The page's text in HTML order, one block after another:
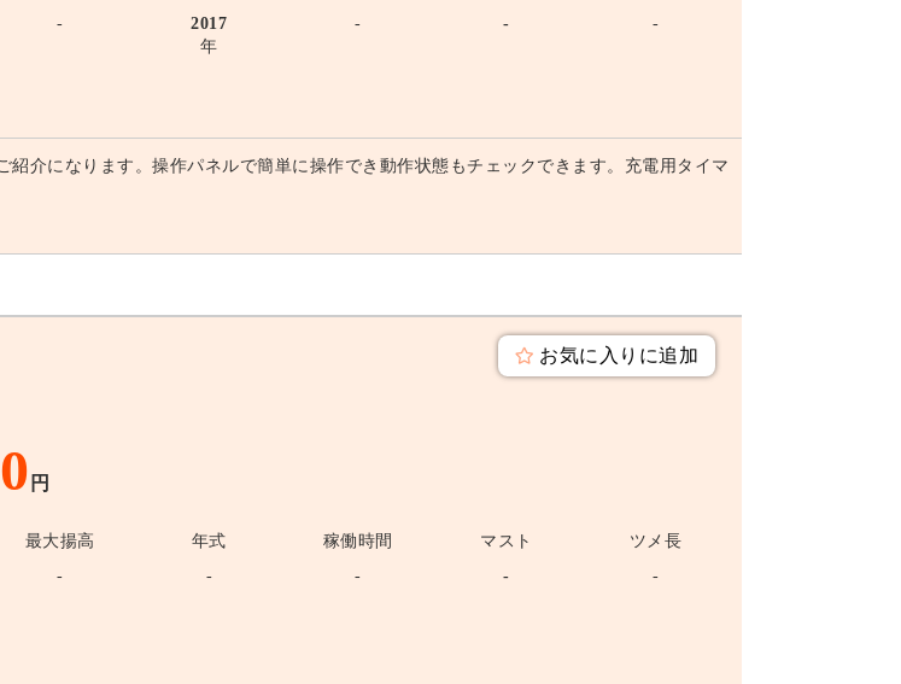
-
2017
年
- - -
紹介になります。操作パネルで簡単に操作でき動作状態もチェックできます。充電用タイマ
お気に入りに追加
円
最大揚高 年式 稼働時間 マスト
ツメ長
- - - - -